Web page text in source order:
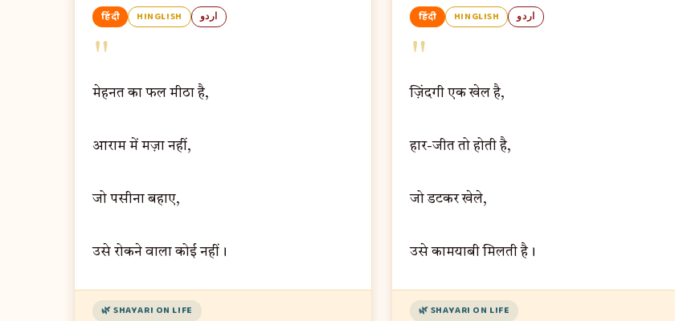
हिंदी HINGLISH اردو
"
मेहनत का फल मीठा है,
आराम में मज़ा नहीं,
जो पसीना बहाए,
उसे रोकने वाला कोई नहीं।
🌿 SHAYARI ON LIFE
हिंदी HINGLISH اردو
"
ज़िंदगी एक खेल है,
हार-जीत तो होती है,
जो डटकर खेले,
उसे कामयाबी मिलती है।
🌿 SHAYARI ON LIFE